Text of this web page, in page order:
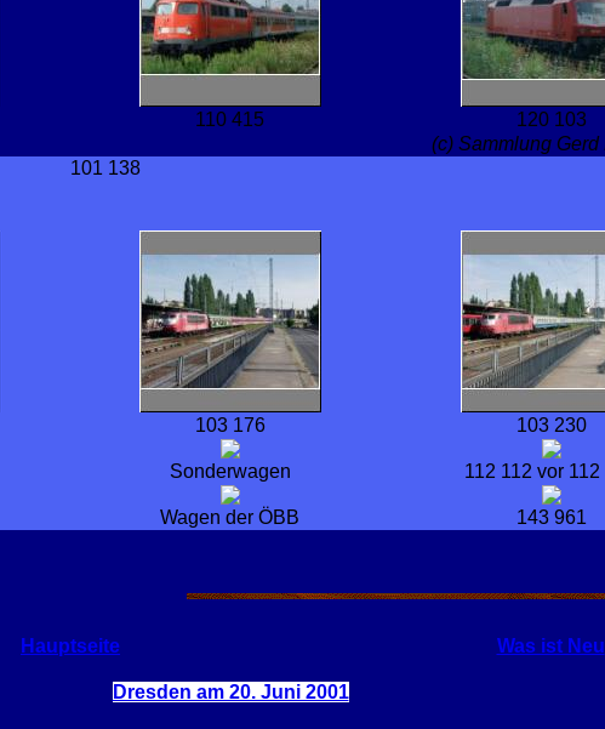
110 415 120 103
(c) Sammlung Gerd
101 138
103 176 103 230
Sonderwagen 112 112 vor
Wagen der ÖBB
143 961
Hauptseite Was ist Neu
Dresden am 20. Juni 2001